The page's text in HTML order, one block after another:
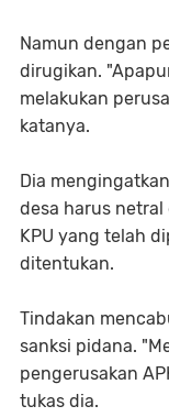
Namun dengan
dirugikan.
melakukan
katanya.
Dia
desa harus
KPU yang telah
ditentukan.
Tindakan
sanksi pidana.
pengerusakan
tukas dia.